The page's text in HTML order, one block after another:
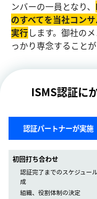
ンバーの一員となり、
のすべてを当社コン
実⾏ します。御社の
っかり専念することが
ISMS認証に
認証パートナーが実施
初回打ち合わせ
認証完了までのスケジュー
成
組織、役割体制の決定